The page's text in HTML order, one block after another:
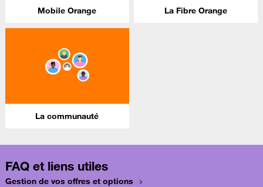
Mobile Orange La Fibre Orange
La communauté
FAQ et liens utiles
Gestion de vos offres et options